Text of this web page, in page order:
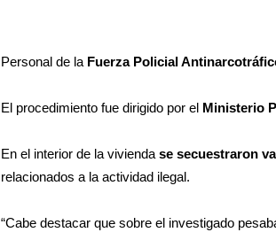
Personal de la Fuerza Policial
El procedimiento fue dirigido por el Ministerio
En el interior de la vivienda se secuestraron
relacionados a la actividad ilegal.
“Cabe destacar que sobre el investigado